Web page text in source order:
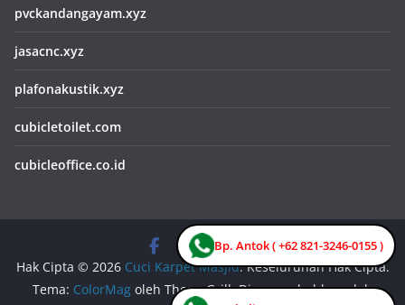
Bp. Antok ( +62 821-3246-0155 )
pvckandangayam.xyz
jasacnc.xyz
plafonakustik.xyz
cubicletoilet.com
cubicleoffice.co.id
Hak Cipta © 2026 Cuci Karpet Masjid. Keseluruhan Hak Cipta.
Tema: ColorMag oleh ThemeGrill. Dipersembahkan oleh